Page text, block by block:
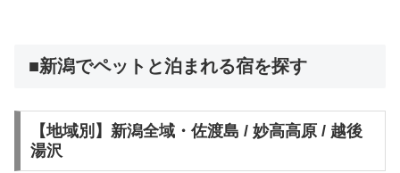
■新潟でペットと泊まれる宿を探す
【地域別】新潟全域・佐渡島 / 妙高高原 / 越後
湯沢